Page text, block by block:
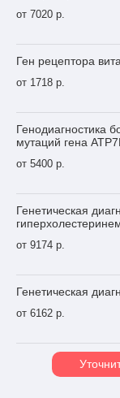
от 7020 р.
Ген рецептора
от 1718 р.
Генодиагностика
мутаций гена
от 5400 р.
Генетическая
от 9174 р.
Генетическая
от 6162 р.